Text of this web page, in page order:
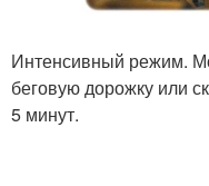
Интенсивный режим.
беговую дорожку или
5 минут.